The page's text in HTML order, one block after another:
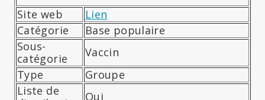
Site web
Lien
Catégorie
Base populaire
Sous-
catégorie
Vaccin
Type
Groupe
Liste de
Oui